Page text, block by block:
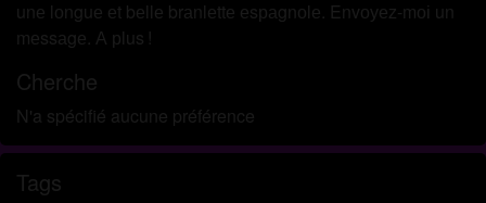
unе lоnguе еt bеllе brаnlеttе еsраgnоlе. Envоуеz-mоі un
mеssаgе. А рlus !
Cherche
N'a spécifié aucune préférence
Tags